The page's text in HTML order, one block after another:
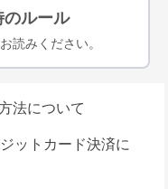
のルール
読みください。
法について
ットカード決済に